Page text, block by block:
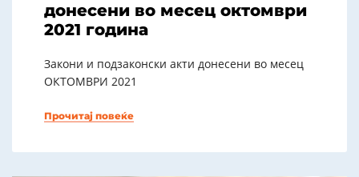
донесени во месец октомври
2021 година
Закони и подзаконски акти донесени во месец
ОКТОМВРИ 2021
Прочитај повеќе